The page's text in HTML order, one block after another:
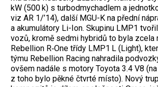
kW (500 k) s turbodmychadlem a
viz AR 1/’14), další MGU-K na přední
a akumulátory Li-Ion. Skupinu LMP1
vozů, kromě sedmi hybridů to byla zcela
Rebellion R‑One třídy LMP1 L (Light),
týmu Rebellion Racing nahradila
ovšem nadále s motory Toyota 3.4 V8
z toho bylo pěkné čtvrté místo). Nový